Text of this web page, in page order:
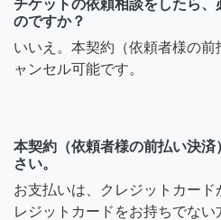
チケットの依頼相談をしたら
のですか？
いいえ。本契約（依頼者様の
ャンセル可能です。
本契約（依頼者様の前払い決
さい。
お支払いは、クレジットカード
レジットカードをお持ちでな